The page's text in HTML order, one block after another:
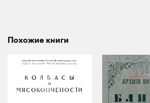
Похожие книги